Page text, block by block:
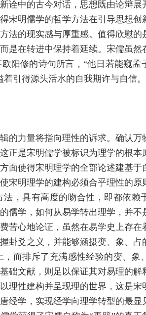
诠中的古今对话，思想既由论辩展
宋明儒学的哲学方法在引导思想创
法的现实感与厚重感。值得欣慰的
是在转进中保持着延续。宋儒虽然
阳修的诗句所言，“他日若能窥孟
引得源头活水的自我期许与自信。
的力量将指向理性的诉求。确认万
正是宋明儒学被标识为理学的根本
面使得宋明理学的全部论述建基于
宋明理学的建构必须合乎理性的原
，具有高度的吻合性，即都依赖
儒学，如何从易学转出理学，并不
苦心地论证，虽然在易学史上存在
卦爻之义，并能够涵摄变、象、占
而排斥了充满感性经验的变、象
础文献，则足以保证其对易理的解
理性建构并呈现理的世界，这是宋
经学，实现经学向理学转型的最显